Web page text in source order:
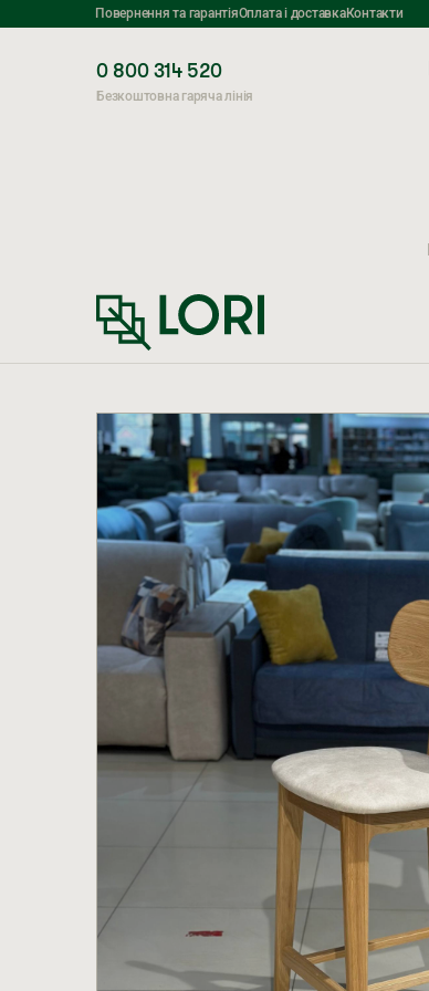
Повернення та гарантіяОплата і доставкаКонтакти
0 800 314 520
Безкоштовна гаряча лінія